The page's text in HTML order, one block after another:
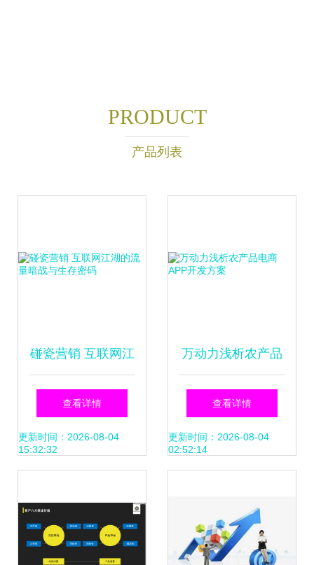
PRODUCT
产品列表
碰瓷营销 互联网江
湖的流量暗战与生
存密码
查看详情
更新时间：2026-08-04
15:32:32
万动力浅析农产品
电商APP开发方案
查看详情
更新时间：2026-08-04
02:52:14